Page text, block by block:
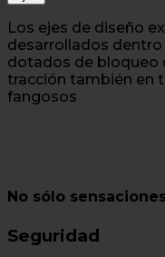
Los ejes de diseño
desarrollados
dotados de bloqueo
tracción también en
fangosos
No sólo
Seguridad